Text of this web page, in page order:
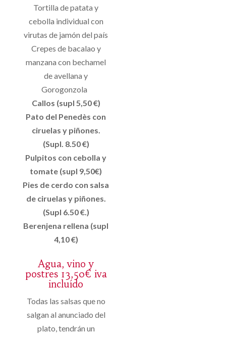
Tortilla de patata y
cebolla individual con
virutas de jamón del país
Crepes de bacalao y
manzana con bechamel
de avellana y
Gorogonzola
Callos (supl 5,50 €)
Pato del Penedès con
ciruelas y piñones.
(Supl. 8.50 €)
Pulpitos con cebolla y
tomate (supl 9,50€)
Pies de cerdo con salsa
de ciruelas y piñones.
(Supl 6.50 €.)
Berenjena rellena (supl
4,10 €)
Agua, vino y
postres 13,50€ iva
incluído
Todas las salsas que no
salgan al anunciado del
plato, tendrán un